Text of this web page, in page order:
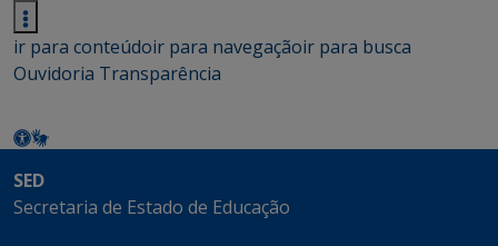
ir para conteúdoir para navegaçãoir para busca
Ouvidoria Transparência
SED
Secretaria de Estado de Educação